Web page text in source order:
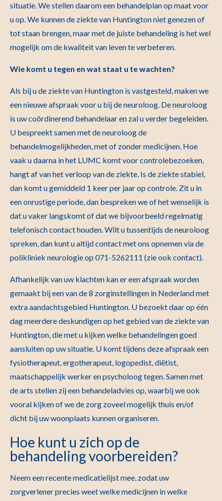
situatie. We stellen daarom een behandelplan op maat voor
u op. We kunnen de ziekte van Huntington niet genezen of
tot staan brengen, maar met de juiste behandeling is het wel
mogelijk om de kwaliteit van leven te verbeteren.
Wie komt u tegen en wat staat u te wachten?
Als bij u de ziekte van Huntington is vastgesteld, maken we
een nieuwe afspraak voor u bij de neuroloog. De neuroloog
is uw coördinerend behandelaar en zal u verder begeleiden.
U bespreekt samen met de neuroloog de
behandelmogelijkheden, met of zonder medicijnen. Hoe
vaak u daarna in het LUMC komt voor controlebezoeken,
hangt af van het verloop van de ziekte. Is de ziekte stabiel,
dan komt u gemiddeld 1 keer per jaar op controle. Zit u in
een onrustige periode, dan bespreken we of het wenselijk is
dat u vaker langskomt of dat we bijvoorbeeld regelmatig
telefonisch contact houden. Wilt u tussentijds de neuroloog
spreken, dan kunt u altijd contact met ons opnemen via de
polikliniek neurologie op 071-5262111 (zie ook contact).
Afhankelijk van uw klachten kan er een afspraak worden
gemaakt bij een van de 8 zorginstellingen in Nederland met
extra aandachtsgebied Huntington. U bezoekt daar op één
dag meerdere deskundigen op het gebied van de ziekte van
Huntington, die met u kijken welke behandelingen goed
aansluiten op uw situatie. U komt tijdens deze afspraak een
fysiotherapeut, ergotherapeut, logopedist, diëtist,
maatschappelijk werker en psycholoog tegen. Samen met
de arts stellen zij een behandeladvies op, waarbij we ook
vooral kijken of we de zorg zoveel mogelijk thuis en/of
dicht bij uw woonplaats kunnen organiseren.
Hoe kunt u zich op de
behandeling voorbereiden?
Neem een recente medicatielijst mee, zodat uw
zorgverlener precies weet welke medicijnen in welke